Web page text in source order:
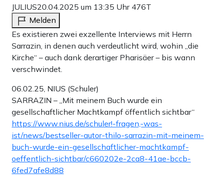
JULIUS20.04.2025 um 13:35 Uhr 476T
Melden
Es existieren zwei exzellente Interviews mit Herrn
Sarrazin, in denen auch verdeutlicht wird, wohin „die
Kirche“ – auch dank derartiger Pharisäer – bis wann
verschwindet.
06.02.25, NIUS (Schuler)
SARRAZIN – „Mit meinem Buch wurde ein
gesellschaftlicher Machtkampf öffentlich sichtbar“
https://www.nius.de/schuler!-fragen,-was-
ist/news/bestseller-autor-thilo-sarrazin-mit-meinem-
buch-wurde-ein-gesellschaftlicher-machtkampf-
oeffentlich-sichtbar/c660202e-2ca8-41ae-bccb-
6fed7afe8d88